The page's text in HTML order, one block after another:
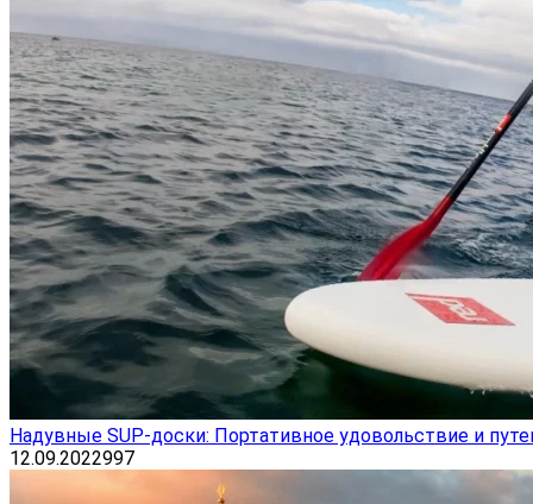
Надувные SUP-доски: Портативное удовольствие и
12.09.2022997